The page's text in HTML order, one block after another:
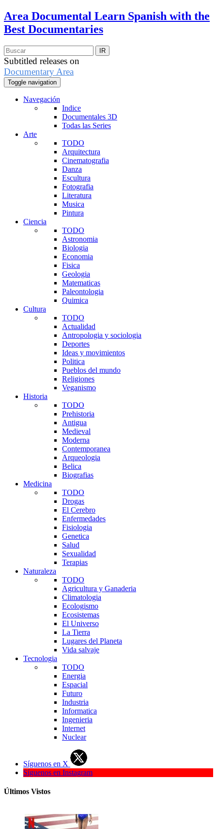
Area Documental Learn Spanish with the
Best Documentaries
Subtitled releases on
Documentary Area
Toggle navigation
Navegación
Indice
Documentales 3D
Todas las Series
Arte
TODO
Arquitectura
Cinematografia
Danza
Escultura
Fotografia
Literatura
Musica
Pintura
Ciencia
TODO
Astronomia
Biologia
Economia
Fisica
Geologia
Matematicas
Paleontologia
Quimica
Cultura
TODO
Actualidad
Antropologia y sociologia
Deportes
Ideas y movimientos
Politica
Pueblos del mundo
Religiones
Veganismo
Historia
TODO
Prehistoria
Antigua
Medieval
Moderna
Contemporanea
Arqueologia
Belica
Biografias
Medicina
TODO
Drogas
El Cerebro
Enfermedades
Fisiologia
Genetica
Salud
Sexualidad
Terapias
Naturaleza
TODO
Agricultura y Ganaderia
Climatologia
Ecologismo
Ecosistemas
El Universo
La Tierra
Lugares del Planeta
Vida salvaje
Tecnologia
TODO
Energia
Espacial
Futuro
Industria
Informatica
Ingenieria
Internet
Nuclear
Síguenos en X
Síguenos en Instagram
Últimos Vistos